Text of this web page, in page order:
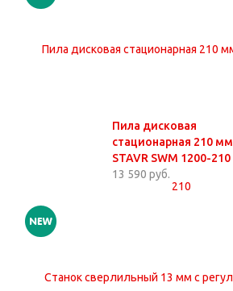
Пила дисковая
стационарная 210 мм
STAVR SWM 1200-210
13 590 руб.